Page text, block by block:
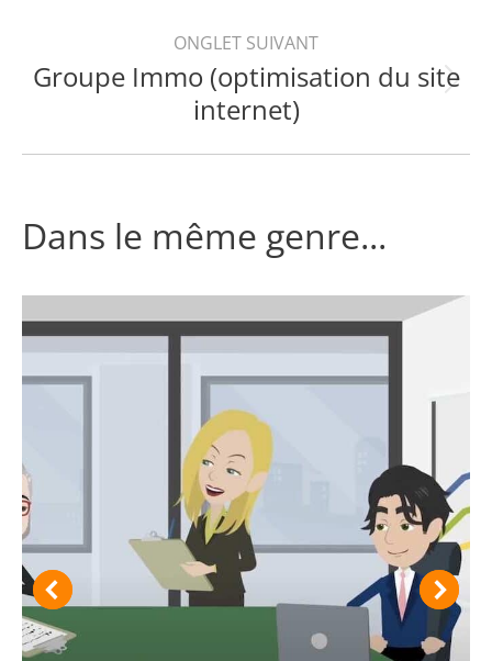
commentaire
ONGLET SUIVANT
Projets
similaires
Groupe Immo (optimisation du site
internet)
Dans le même genre...